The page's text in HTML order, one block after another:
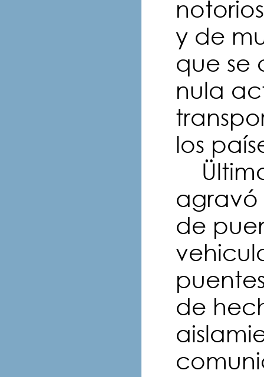
y de
que se
nula
los
agravó
de
de